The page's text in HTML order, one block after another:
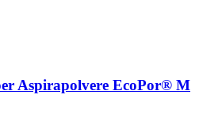
Aspirapolvere EcoPor® M